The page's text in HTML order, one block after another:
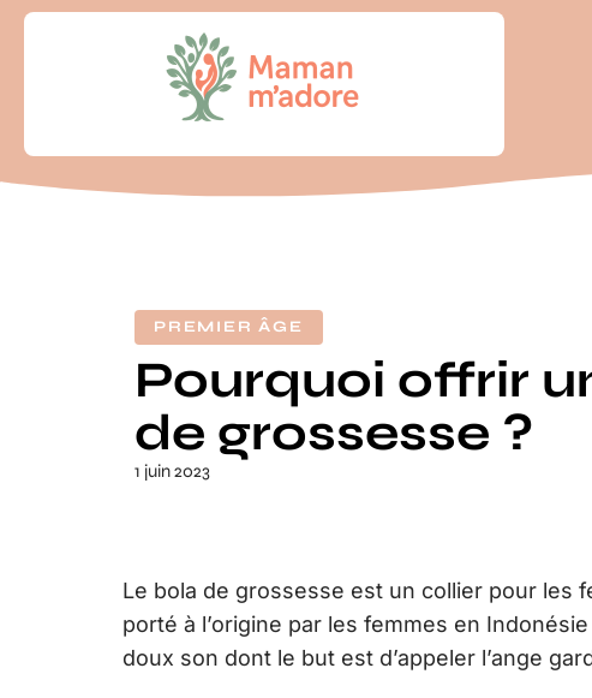
PREMIER ÂGE
Pourquoi offrir
de grossesse ?
1 juin 2023
Le bola de grossesse est un collier pour les
porté à l’origine par les femmes en
doux son dont le but est d’appeler l’ange